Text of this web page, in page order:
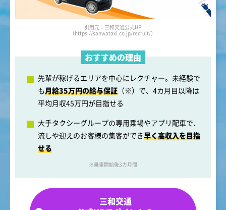
引用元：三和交通公式HP
（https://sanwataxi.co.jp/recruit/）
おすすめの理由
先輩が稼げるエリアを中心にレクチャー。未経験で
も月給35万円の給与保証（※）で、4カ月目以降は
平均月収45万円が目指せる
大手タクシーグループの専用乗場やアプリ配車で、
流しや迎えのお客様の集客ができ早く高収入を目指
せる
※乗車開始後3カ月間
三和交通